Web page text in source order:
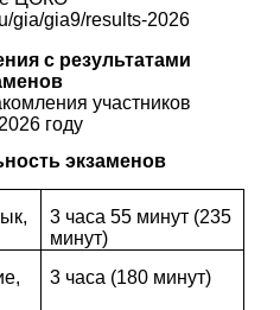
gia/gia9/results-2026
с результатами
участников
году
экзаменов
3 часа 55 минут (235
минут)
3 часа (180 минут)